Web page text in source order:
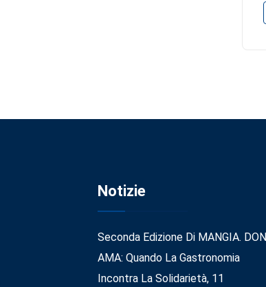
Notizie
Seconda Edizione Di MANGIA.
AMA: Quando La Gastronomia
Incontra La Solidarietà, 11